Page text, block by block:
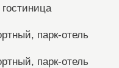
парк-отель
парк-отель